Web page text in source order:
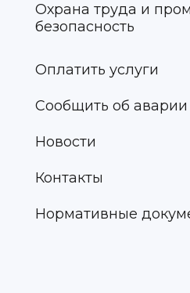
Охрана труда и
безопасность
Оплатить услуги
Сообщить об аварии
Новости
Контакты
Нормативные